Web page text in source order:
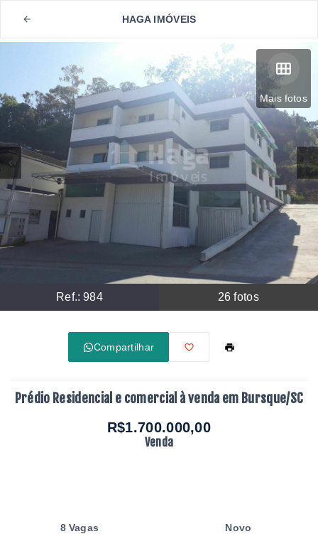
HAGA IMÓVEIS
Mais fotos
Ref.:984 26 fotos
Compartilhar
Prédio Residencial e comercial à venda em Bursque/SC
R$1.700.000,00
Venda
8 Vagas Novo